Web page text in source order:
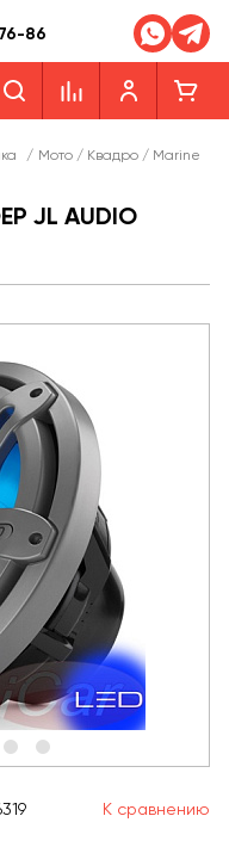
86
/ Мото / Квадро / Marine
JL AUDIO
К сравнению